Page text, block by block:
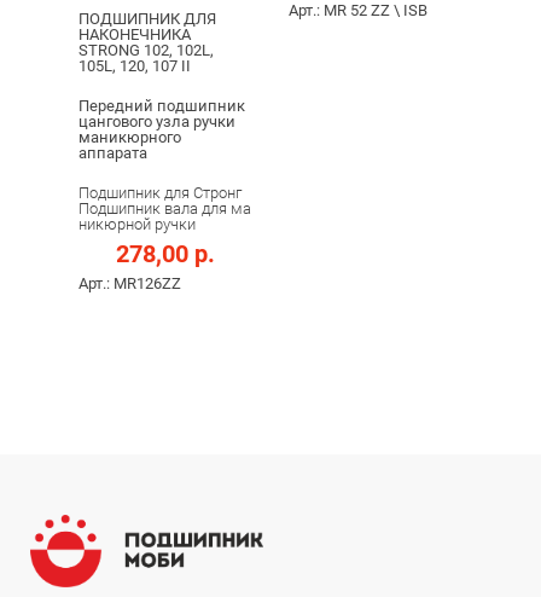
ПОДШИПНИК ДЛЯ
НАКОНЕЧНИКА
STRONG 102, 102L,
105L, 120, 107 II
Передний подшипник
цангового узла ручки
маникюрного
аппарата
Подшипник для Стронг
Подшипник вала для ма
никюрной ручки
278,00 р.
Арт.: MR126ZZ
Арт.: MR 52 ZZ \ ISB